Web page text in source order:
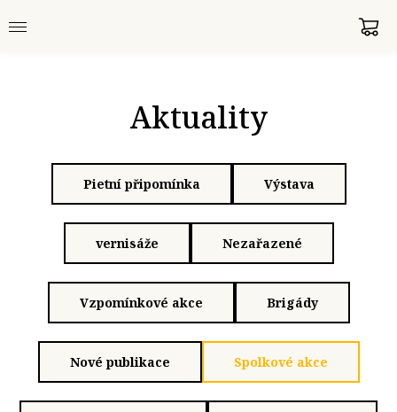
Aktuality
Pietní připomínka Výstava
vernisáže Nezařazené
Vzpomínkové akce Brigády
Nové publikace Spolkové akce